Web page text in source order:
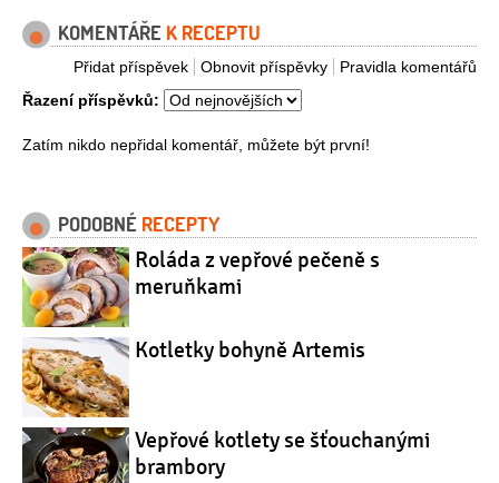
KOMENTÁŘE K RECEPTU
Pravidla komentářů
Obnovit příspěvky
Přidat příspěvek
Řazení příspěvků:
Zatím nikdo nepřidal komentář, můžete být první!
PODOBNÉ RECEPTY
Roláda z vepřové pečeně s
meruňkami
Kotletky bohyně Artemis
Vepřové kotlety se šťouchanými
brambory